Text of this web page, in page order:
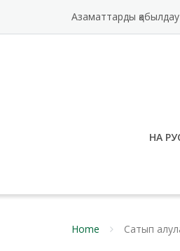
content
Азаматтарды қабылдау
НА
Home Сатып